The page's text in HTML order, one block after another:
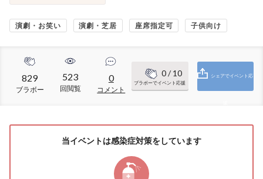
演劇・お笑い 演劇・芝居 座席指定可 子供向け
829
ブラボー
523
回閲覧
0
コメント
0/ 10
ブラボーでイベント応援
シェアでイベント応
当イベントは感染症対策をしています